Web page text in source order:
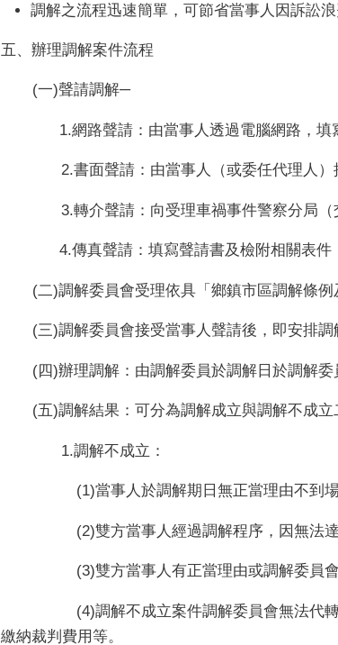
調解之流程迅速簡單，可節省當事人因訴訟浪
五、辦理調解案件流程
(一)聲請調解─
1. 網路聲請：由當事人透過電腦網路，填
2.書面聲請：由當事人（或委任代理人
3. 轉介聲請：向受理車禍事件警察分局（
4.傳真聲請：填寫聲請書及檢附相關表件
(二)調解委員會受理依具「鄉鎮市區調解條
(三)調解委員會接受當事人聲請後，即安排調
(四)辦理調解：由調解委員於調解日於調解委
(五)調解結果：可分為調解成立與調解不成立
1. 調解不成立：
(1)當事人於調解期日無正當理由不到
(2)雙方當事人經過調解程序，因無法
(3)雙方當事人有正當理由或調解委員
(4)調解不成立案件調解委員會無法代
繳納裁判費用等。